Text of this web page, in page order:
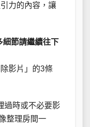
力的內容，讓
細節請繼續往下
影片」的3條
過時或不必要影
整理房間一